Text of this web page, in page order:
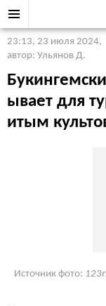
23:13, 23 июля 2024,
автор: Ульянов Д.
ывает для
итым
Источник фото: